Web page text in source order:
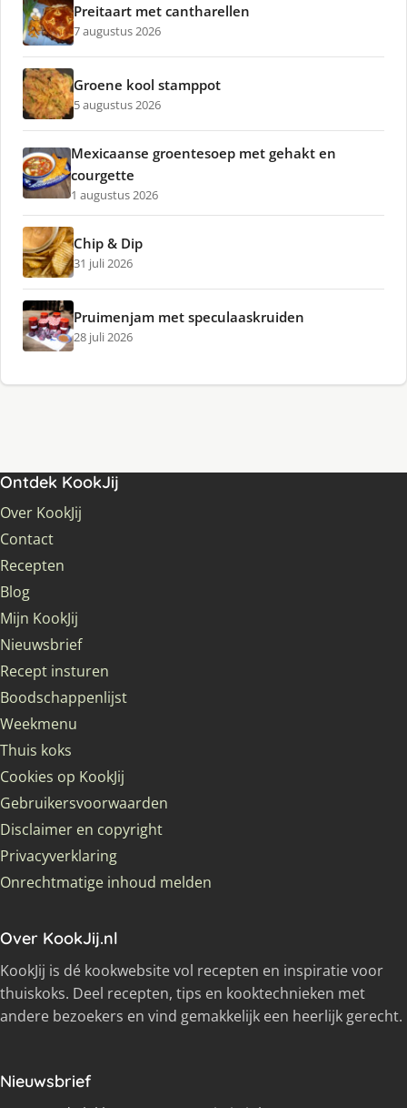
Preitaart met cantharellen
7 augustus 2026
Groene kool stamppot
5 augustus 2026
Mexicaanse groentesoep met gehakt en
courgette
1 augustus 2026
Chip & Dip
31 juli 2026
Pruimenjam met speculaaskruiden
28 juli 2026
Ontdek KookJij
Over KookJij
Contact
Recepten
Blog
Mijn KookJij
Nieuwsbrief
Recept insturen
Boodschappenlijst
Weekmenu
Thuis koks
Cookies op KookJij
Gebruikersvoorwaarden
Disclaimer en copyright
Privacyverklaring
Onrechtmatige inhoud melden
Over KookJij.nl
KookJij is dé kookwebsite vol recepten en inspiratie voor
thuiskoks. Deel recepten, tips en kooktechnieken met
andere bezoekers en vind gemakkelijk een heerlijk gerecht.
Nieuwsbrief